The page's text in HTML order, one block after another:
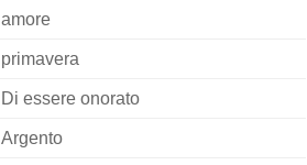
amore
primavera
Di essere onorato
Argento